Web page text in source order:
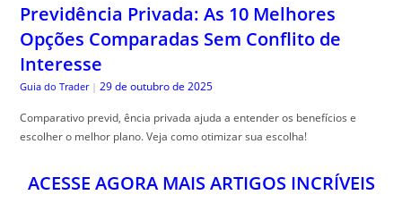
Previdência Privada: As 10 Melhores
Opções Comparadas Sem Conflito de
Interesse
Guia do Trader | 29 de outubro de 2025
Comparativo previd, ência privada ajuda a entender os benefícios e
escolher o melhor plano. Veja como otimizar sua escolha!
ACESSE AGORA MAIS ARTIGOS INCRÍVEIS